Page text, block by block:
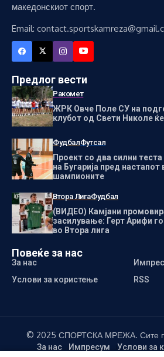
македонскиот спорт.
Email:
Предлог вести
Ракомет
ЖРК Овче Поле СУ на
клубот од Свети Николе
ФудбалФутсал
Проект со два силни
на Бугарија пред настапот
шампионите
Втора ЛигаФудбал
(ВИДЕО) Камјани
засилување: Герт Арифи
во Втора лига
Повеќе за нас
За нас
Услови за користење
RSS
© 2025 СПОРТСКА МРЕЖА. Сите
За нас Импресум Услови за